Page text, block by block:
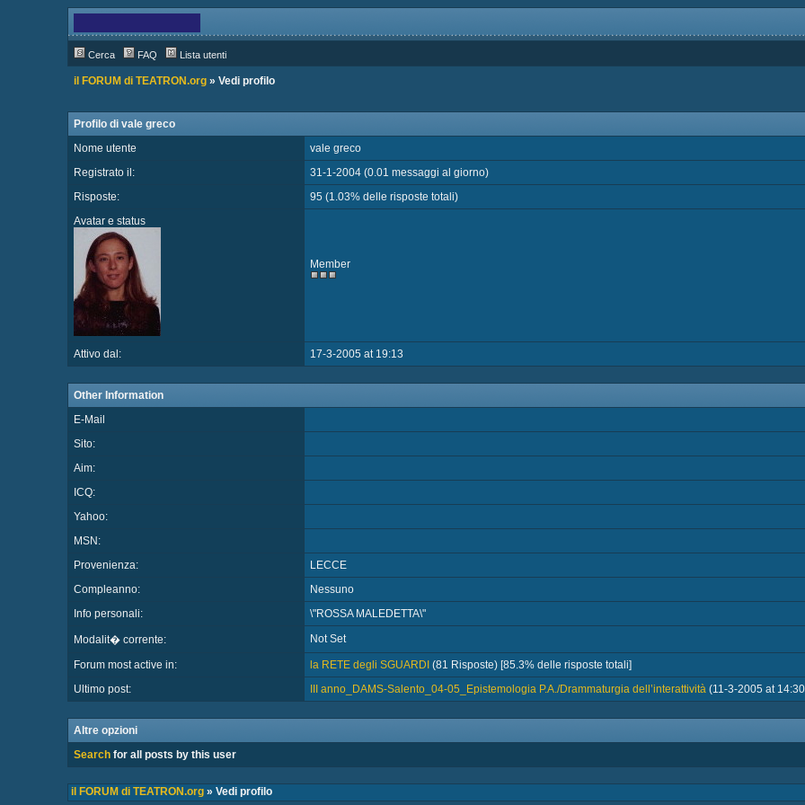
Cerca FAQ Lista utenti
il FORUM di TEATRON.org» Vedi profilo
Profilo di vale greco
Nome utente
vale greco
Registrato il:
31-1-2004 (0.01 messaggi al giorno)
Risposte:
95 (1.03% delle risposte totali)
Avatar e status
Member
Attivo dal: 17-3-2005 at 19:13
Other Information
E-Mail
Sito:
Aim:
ICQ:
Yahoo:
MSN:
Provenienza:
LECCE
Compleanno:
Nessuno
Info personali:
\"ROSSA MALEDETTA\"
Modalit� corrente: Not Set
Forum most active in: la RETE degli SGUARDI (81 Risposte) [85.3% delle risposte totali]
Ultimo post:
III anno_DAMS-Salento_04-05_Epistemologia P.A./Drammaturgia dell’interattività(11-3-2005 at
Altre opzioni
Searchfor all posts by this user
il FORUM di TEATRON.org» Vedi profilo